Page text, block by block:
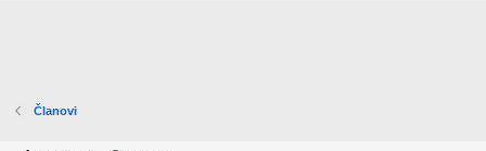
Članovi